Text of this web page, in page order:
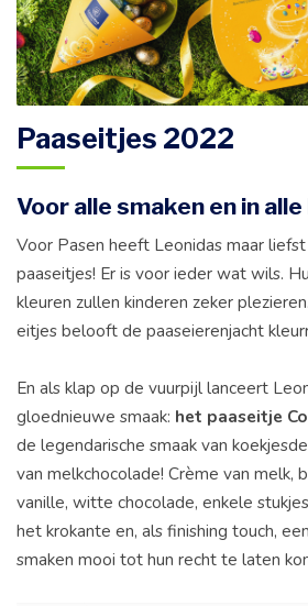
Paaseitjes 2022
Voor alle smaken en in
Voor Pasen heeft Leonidas maar
paaseitjes! Er is voor ieder wat wils.
kleuren zullen kinderen zeker
eitjes belooft de paaseierenjacht
En als klap op de vuurpijl lanceert
gloednieuwe smaak: het paaseitje
de legendarische smaak van
van melkchocolade! Crème van melk,
vanille, witte chocolade, enkele
het krokante en, als finishing touch,
smaken mooi tot hun recht te laten